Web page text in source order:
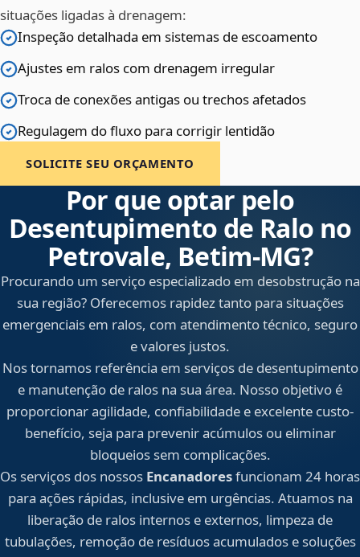
situações ligadas à drenagem:
Inspeção detalhada em sistemas de escoamento
Ajustes em ralos com drenagem irregular
Troca de conexões antigas ou trechos afetados
Regulagem do fluxo para corrigir lentidão
SOLICITE SEU ORÇAMENTO
Por que optar pelo
Desentupimento de Ralo no
Petrovale, Betim‑MG?
Procurando um serviço especializado em desobstrução na
sua região? Oferecemos rapidez tanto para situações
emergenciais em ralos, com atendimento técnico, seguro
e valores justos.
Nos tornamos referência em serviços de desentupimento
e manutenção de ralos na sua área. Nosso objetivo é
proporcionar agilidade, confiabilidade e excelente custo-
benefício, seja para prevenir acúmulos ou eliminar
bloqueios sem complicações.
Os serviços dos nossos Encanadoresfuncionam 24 horas
para ações rápidas, inclusive em urgências. Atuamos na
liberação de ralos internos e externos, limpeza de
tubulações, remoção de resíduos acumulados e soluções